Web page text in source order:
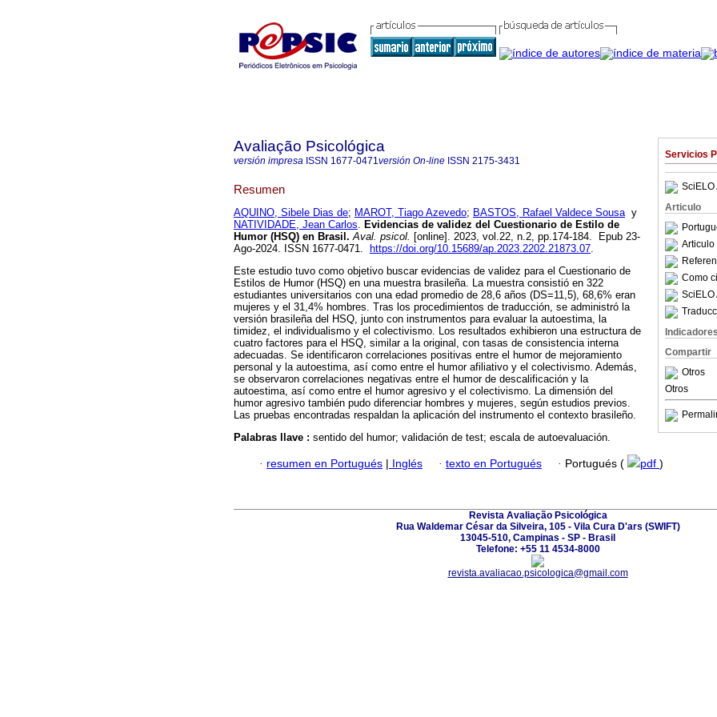
Servicios
SciELO
Articulo
Articulo
Como
SciELO
Compartir
Otros
Otros
Avaliação Psicológica
versión impresa ISSN 1677-0471versión On-line ISSN 2175-3431
Resumen
AQUINO, Sibele Dias de; MAROT, Tiago Azevedo; BASTOS, Rafael Valdece Sousay
NATIVIDADE, Jean Carlos. Evidencias de validez del Cuestionario de Estilo de
Humor (HSQ) en Brasil. Aval. psicol. [online]. 2023, vol.22, n.2, pp.174-184. Epub 23-
Ago-2024. ISSN 1677-0471.
https://doi.org/10.15689/ap.2023.2202.21873.07.
Este estudio tuvo como objetivo buscar evidencias de validez para el Cuestionario de
Estilos de Humor (HSQ) en una muestra brasileña. La muestra consistió en 322
estudiantes universitarios con una edad promedio de 28,6 años (DS=11,5), 68,6% eran
mujeres y el 31,4% hombres. Tras los procedimientos de traducción, se administró la
versión brasileña del HSQ, junto con instrumentos para evaluar la autoestima, la
timidez, el individualismo y el colectivismo. Los resultados exhibieron una estructura de
cuatro factores para el HSQ, similar a la original, con tasas de consistencia interna
adecuadas. Se identificaron correlaciones positivas entre el humor de mejoramiento
personal y la autoestima, así como entre el humor afiliativo y el colectivismo. Además,
se observaron correlaciones negativas entre el humor de descalificación y la
autoestima, así como entre el humor agresivo y el colectivismo. La dimensión del
humor agresivo también pudo diferenciar hombres y mujeres, según estudios previos.
Las pruebas encontradas respaldan la aplicación del instrumento el contexto brasileño.
Palabras llave : sentido del humor; validación de test; escala de autoevaluación.
· resumen en Portugués | Inglés · texto en Portugués · Portugués ( pdf )
Revista Avaliação Psicológica
Rua Waldemar César da Silveira, 105 - Vila Cura D'ars (SWIFT)
13045-510, Campinas - SP - Brasil
Telefone: +55 11 4534-8000
revista.avaliacao.psicologica@gmail.com